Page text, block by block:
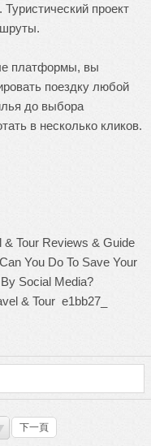
проект
платформы, вы
поездку любой
до выбора
в несколько кликов.
& Tour Reviews & Guide
You Do To Save Your
Social Media?
& Tour e1bb27_
下一頁